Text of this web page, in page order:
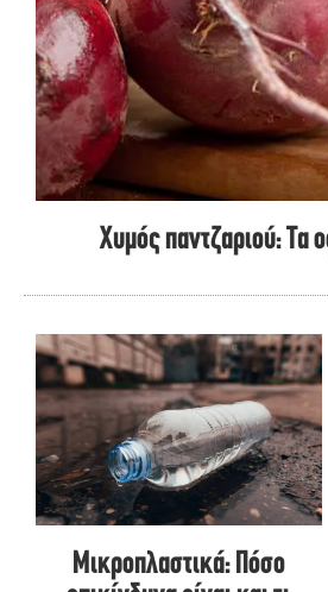
Χυμός παντζαριού: Τα
Μικροπλαστικά: Πόσο